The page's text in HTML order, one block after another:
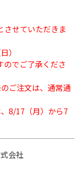
させていただきま
）
のでご了承くださ
ご注文は、通常通
8/17（月）から7
会社